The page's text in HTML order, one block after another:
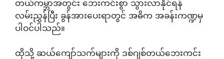
တယ်ကမ္ဘာအတွင်း ဘေးကင်းစွာ သွားလာနိုင်ရန်
လမ်းညွှန်ပြီး ခွန်အားပေးရာတွင် အဓိက အခန်းကဏ္ဍမှ
ပါဝင်ပါသည်။
ထိုသို့ ဆယ်ကျော်သက်များကို ဒစ်ဂျစ်တယ်ဘေးကင်း